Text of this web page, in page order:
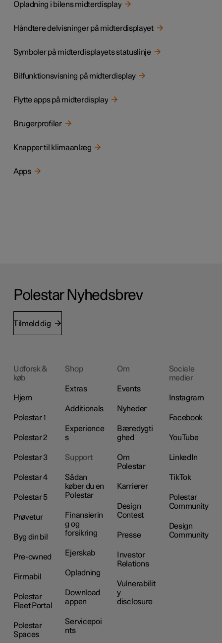
Opladning i bilens midterdisplay
Håndtere delvisninger på midterdisplayet
Symboler på midterdisplayets statuslinje
Bilfunktionsvisning på midterdisplay
Flytte apps på midterdisplay
Brugerprofiler
Knapper til klimaanlæg
Apps
Polestar Nyhedsbrev
Tilmeld dig
Udforsk &
køb
Hjem
Polestar 1
Polestar 2
Polestar 3
Polestar 4
Polestar 5
Prøvetur
Byg din bil
Pre-owned
Firmabil
Polestar
Fleet Portal
Polestar
Spaces
Shop
Extras
Additionals
Experience
s
Support
Sådan
køber du en
Polestar
Finansierin
g og
forsikring
Ejerskab
Opladning
Download
appen
Servicepoi
nts
Om
Events
Nyheder
Bæredygti
ghed
Om
Polestar
Karrierer
Design
Contest
Presse
Investor
Relations
Vulnerabilit
y
disclosure
Sociale
medier
Instagram
Facebook
YouTube
LinkedIn
TikTok
Polestar
Community
Design
Community